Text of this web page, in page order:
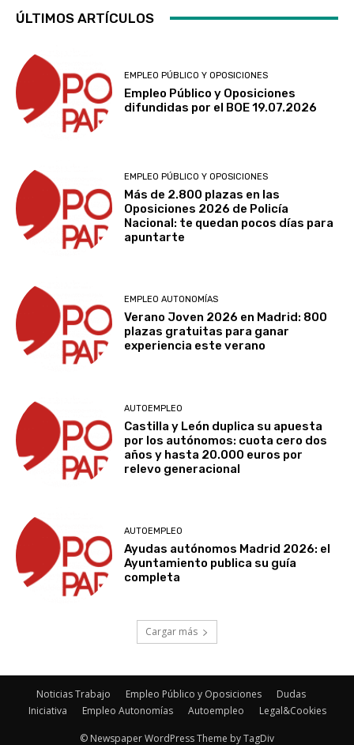
ÚLTIMOS ARTÍCULOS
EMPLEO PÚBLICO Y OPOSICIONES
Empleo Público y Oposiciones
difundidas por el BOE 19.07.2026
EMPLEO PÚBLICO Y OPOSICIONES
Más de 2.800 plazas en las
Oposiciones 2026 de Policía
Nacional: te quedan pocos días para
apuntarte
EMPLEO AUTONOMÍAS
Verano Joven 2026 en Madrid: 800
plazas gratuitas para ganar
experiencia este verano
AUTOEMPLEO
Castilla y León duplica su apuesta
por los autónomos: cuota cero dos
años y hasta 20.000 euros por
relevo generacional
AUTOEMPLEO
Ayudas autónomos Madrid 2026: el
Ayuntamiento publica su guía
completa
Cargar más
Noticias Trabajo Empleo Público y Oposiciones
Dudas
Iniciativa
Empleo Autonomías Autoempleo Legal&Cookies
© Newspaper WordPress Theme by TagDiv